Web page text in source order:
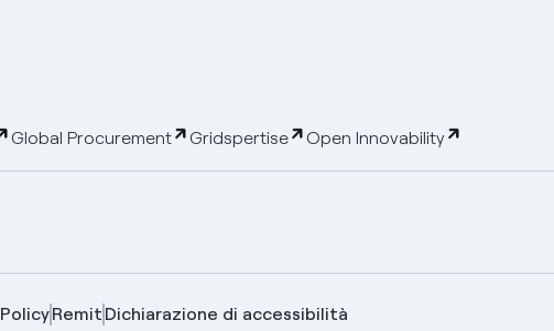
Global Procurement Gridspertise Open Innovability
Remit Dichiarazione di accessibilità